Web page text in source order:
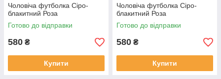
Чоловіча футболка Сіро-
блакитний Роза
Готово до відправки
580 ₴
Купити
Чоловіча футболка Сіро-
блакитний Роза
Готово до відправки
580 ₴
Купити